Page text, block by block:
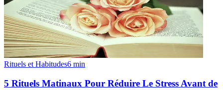
Rituels et Habitudes6 min
5 Rituels Matinaux Pour Réduire Le Stress Avant de